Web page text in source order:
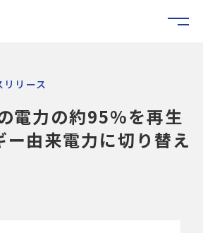
リリース
電力の約95%を再生
ー由来電力に切り替え